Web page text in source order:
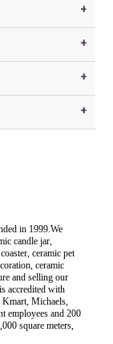
+
+
+
+
in 1999.We
candle jar,
ceramic pet
ceramic
and selling our
accredited with
Kmart, Michaels,
employees and 200
square meters,